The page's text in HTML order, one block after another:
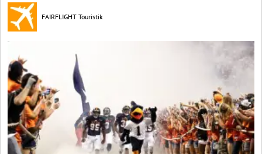
FAIRFLIGHT Touristik